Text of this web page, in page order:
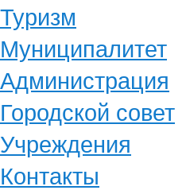
Туризм
Муниципалитет
Администрация
Городской совет
Учреждения
Контакты